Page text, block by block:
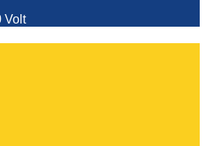
Volt